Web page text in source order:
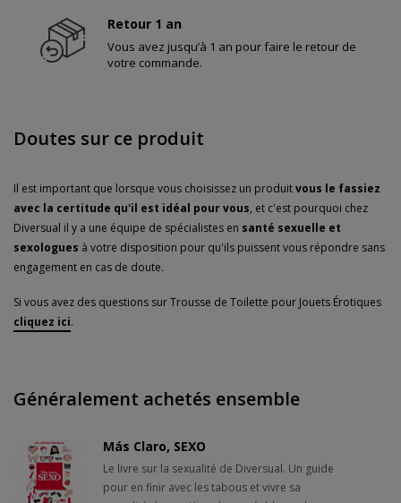
Interroger
Quoi de mieux pour acheter ce sac ou l'ensemble de 3 sacs pour les
Évaluation
Parfait pour sauver tous les jouets.
Achat vérifié le 19/08/2021
La***
Il est assez grand, vous pouvez mettre tous vos jouets sans
Achat vérifié le 25/07/2021
Retour 1 an
Vous avez jusqu’à 1 an pour faire le retour de
votre commande.
Doutes sur ce produit
Il est important que lorsque vous choisissez un produitvous le fassiez
avec la certitude qu'il est idéal pour vous, et c'est pourquoi chez
Diversual il y a une équipe de spécialistes en santé sexuelle et
sexologues à votre disposition pour qu'ils puissent vous répondre sans
engagement en cas de doute.
Si vous avez des questions sur Trousse de Toilette pour Jouets Érotiques
cliquez ici.
Généralement achetés ensemble
Más Claro, SEXO
Le livre sur la sexualité de Diversual. Un guide
pour en finir avec les tabous et vivre sa